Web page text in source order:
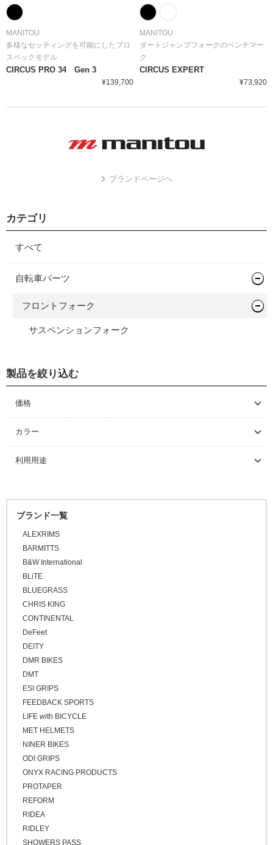
MANITOU
多様なセッティングを可能にしたプロ
スペックモデル
CIRCUS PRO 34 Gen 3
¥139,700
MANITOU
ダートジャンプフォークのベンチマー
ク
CIRCUS EXPERT
¥73,920
ブランドページへ
カテゴリ
すべて
自転車パーツ
フロントフォーク
サスペンションフォーク
製品を絞り込む
価格
～ \5,000
\5,001 ～ 10,000
\10,001 ～ 20,000
\30,001 ～ 50,000
\50,001 ～
カラー
利用用途
ブランド一覧
ALEXRIMS
BARMITTS
B&W International
BLiTE
BLUEGRASS
CHRIS KING
CONTINENTAL
DeFeet
DEITY
DMR BIKES
DMT
ESI GRIPS
FEEDBACK SPORTS
LIFE with BICYCLE
MET HELMETS
NINER BIKES
ODI GRIPS
ONYX RACING PRODUCTS
PROTAPER
REFORM
RIDEA
RIDLEY
SHOWERS PASS